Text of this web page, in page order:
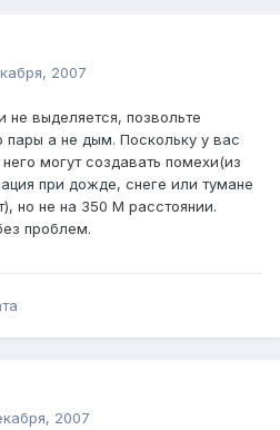
2007
не выделяется, позвольте
пары а не дым. Поскольку у вас
могут создавать помехи(из
при дожде, снеге или тумане
но не на 350 М расстоянии.
проблем.
2007